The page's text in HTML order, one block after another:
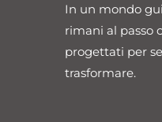
In un mondo
rimani al passo
progettati per
trasformare.